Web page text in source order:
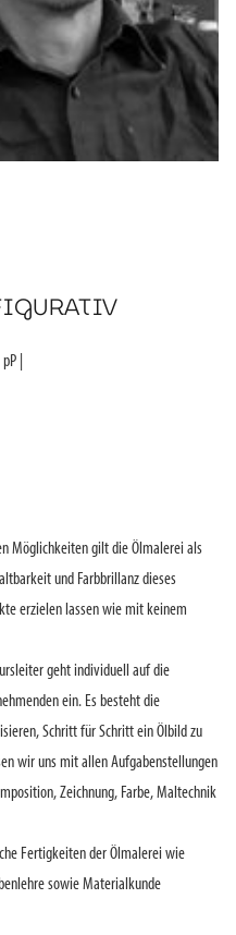
|
Möglichkeiten gilt die Ölmalerei als
und Farbbrillanz dieses
erzielen lassen wie mit keinem
geht individuell auf die
ein. Es besteht die
Schritt für Schritt ein Ölbild zu
wir uns mit allen Aufgabenstellungen
Zeichnung, Farbe, Maltechnik
Fertigkeiten der Ölmalerei wie
sowie Materialkunde